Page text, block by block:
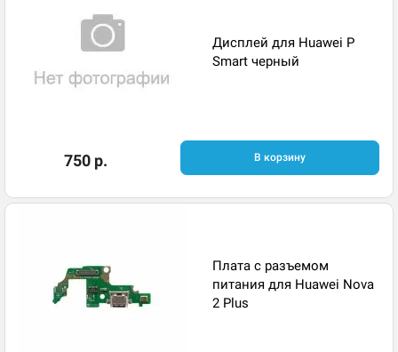
Дисплей для Huawei P
Smart черный
750 р. В корзину
Плата с разъемом
питания для Huawei Nova
2 Plus